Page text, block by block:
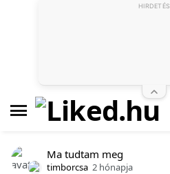
Ma tudtam meg
timborcsa 2 hónapja
HIRDETÉS